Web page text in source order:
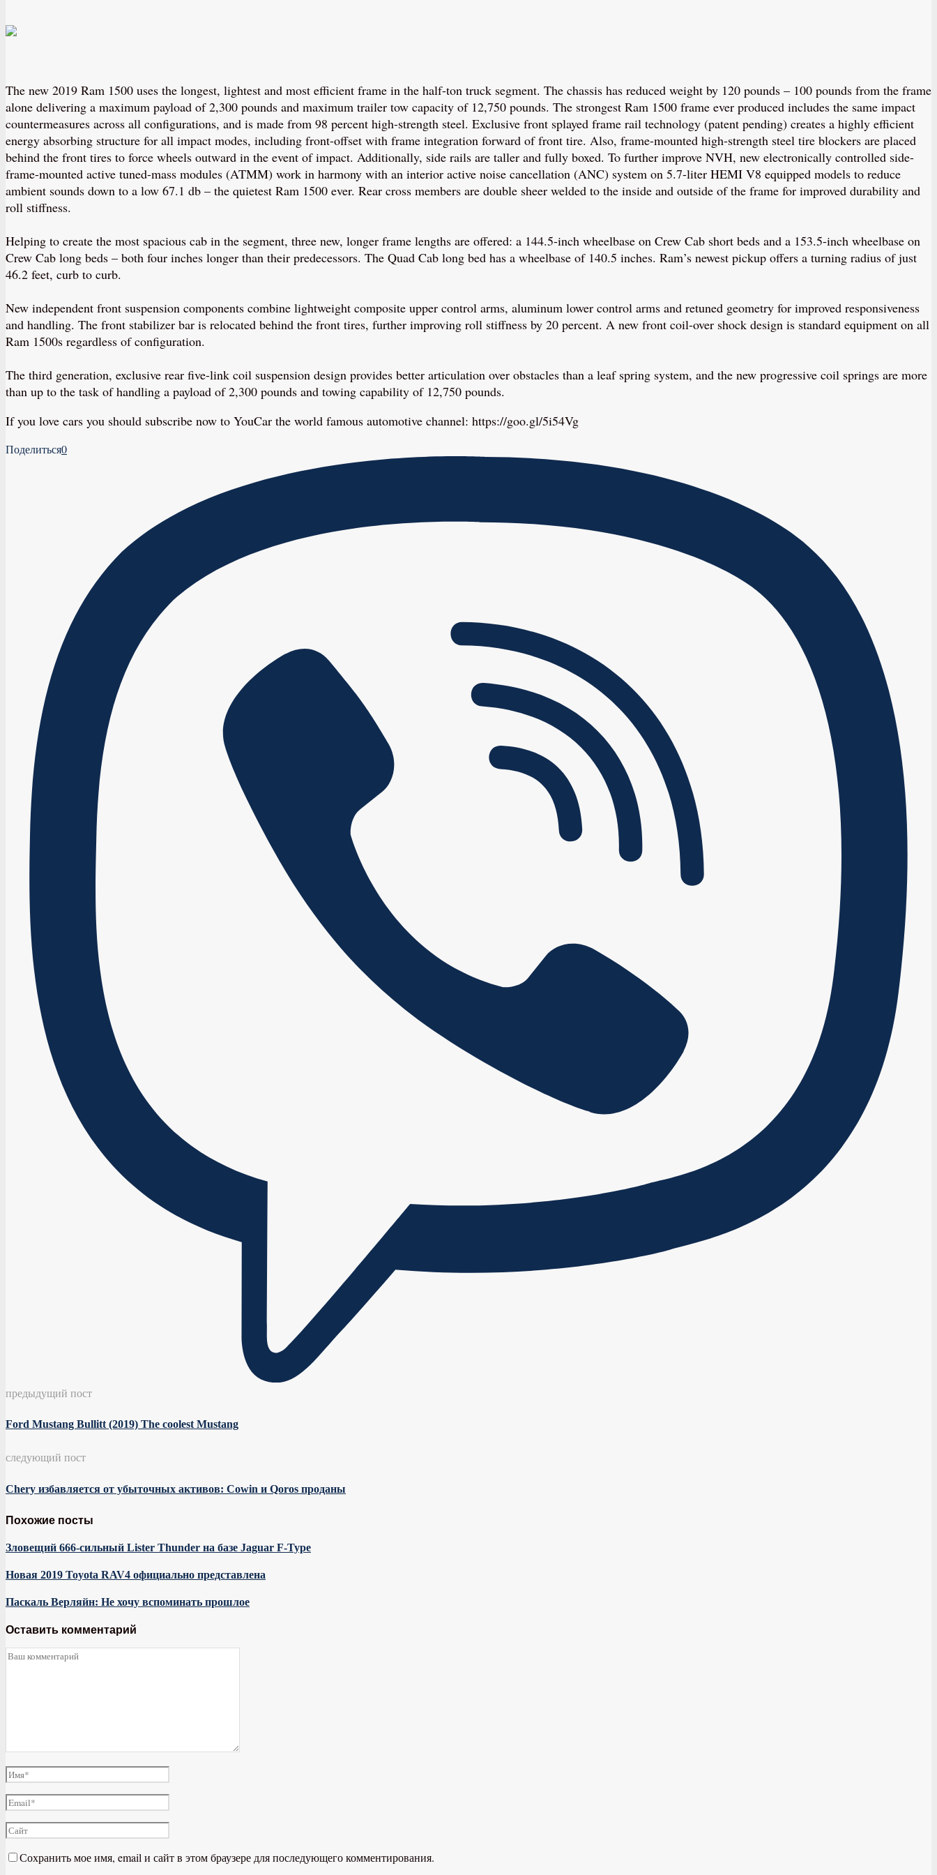
The new 2019 Ram 1500 uses the longest, lightest and most efficient frame in the half-ton truck segment. The chassis has reduced weight by 120 pounds – 100 pounds from the frame
alone delivering a maximum payload of 2,300 pounds and maximum trailer tow capacity of 12,750 pounds. The strongest Ram 1500 frame ever produced includes the same impact
countermeasures across all configurations, and is made from 98 percent high-strength steel. Exclusive front splayed frame rail technology (patent pending) creates a highly efficient
energy absorbing structure for all impact modes, including front-offset with frame integration forward of front tire. Also, frame-mounted high-strength steel tire blockers are placed
behind the front tires to force wheels outward in the event of impact. Additionally, side rails are taller and fully boxed. To further improve NVH, new electronically controlled side-
frame-mounted active tuned-mass modules (ATMM) work in harmony with an interior active noise cancellation (ANC) system on 5.7-liter HEMI V8 equipped models to reduce
ambient sounds down to a low 67.1 db – the quietest Ram 1500 ever. Rear cross members are double sheer welded to the inside and outside of the frame for improved durability and
roll stiffness.
Helping to create the most spacious cab in the segment, three new, longer frame lengths are offered: a 144.5-inch wheelbase on Crew Cab short beds and a 153.5-inch wheelbase on
Crew Cab long beds – both four inches longer than their predecessors. The Quad Cab long bed has a wheelbase of 140.5 inches. Ram’s newest pickup offers a turning radius of just
46.2 feet, curb to curb.
New independent front suspension components combine lightweight composite upper control arms, aluminum lower control arms and retuned geometry for improved responsiveness
and handling. The front stabilizer bar is relocated behind the front tires, further improving roll stiffness by 20 percent. A new front coil-over shock design is standard equipment on all
Ram 1500s regardless of configuration.
The third generation, exclusive rear five-link coil suspension design provides better articulation over obstacles than a leaf spring system, and the new progressive coil springs are more
than up to the task of handling a payload of 2,300 pounds and towing capability of 12,750 pounds.
If you love cars you should subscribe now to YouCar the world famous automotive channel: https://goo.gl/5i54Vg
Поделиться0
предыдущий пост
Ford Mustang Bullitt (2019) The coolest Mustang
следующий пост
Chery избавляется от убыточных активов: Cowin и Qoros проданы
Похожие посты
Зловещий 666-сильный Lister Thunder на базе Jaguar F-Type
Новая 2019 Toyota RAV4 официально представлена
Паскаль Верляйн: Не хочу вспоминать прошлое
Оставить комментарий
Сохранить мое имя, email и сайт в этом браузере для последующего комментирования.